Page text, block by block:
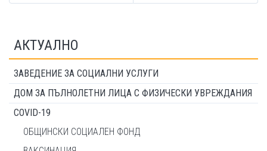
АКТУАЛНО
ЗАВЕДЕНИЕ ЗА СОЦИАЛНИ УСЛУГИ
ДОМ ЗА ПЪЛНОЛЕТНИ ЛИЦА С ФИЗИЧЕСКИ УВРЕЖДАНИЯ
COVID-19
ОБЩИНСКИ СОЦИАЛЕН ФОНД